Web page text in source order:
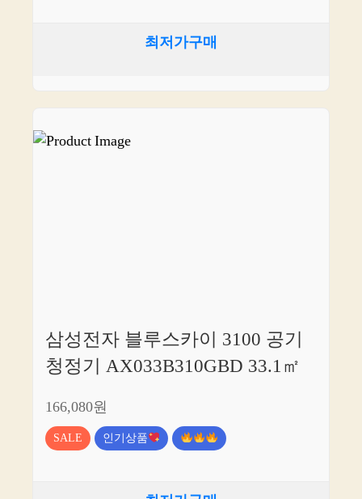
최저가구매
삼성전자 블루스카이 3100 공기
청정기 AX033B310GBD 33.1㎡
166,080원
SALE 인기상품